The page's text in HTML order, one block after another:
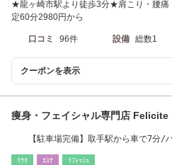
★龍ヶ崎市駅より徒歩3分★肩こり・腰
定60分2980円から
口コミ 96件 設備 総数1
クーポンを表示
痩身・フェイシャル専門店 Felicite
【駐車場完備】取手駅から車で7分
ﾘﾗｸ ｴｽﾃ ﾘﾌﾚｯｼｭ